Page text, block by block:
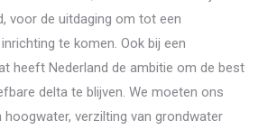
voor de uitdaging om tot een
te komen. Ook bij een
heeft Nederland de ambitie om de best
delta te blijven. We moeten ons
verzilting van grondwater